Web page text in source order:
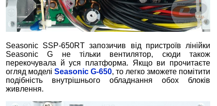
Seasonic SSP-650RT запозичив від пристроїв лінійки
Seasonic G не тільки вентилятор, сюди також
перекочувала й уся платформа. Якщо ви прочитаєте
огляд моделіSeasonic G-650, то легко зможете помітити
подібність внутрішнього обладнання обох блоків
живлення.